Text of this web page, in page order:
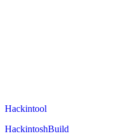
Hackintool
HackintoshBuild